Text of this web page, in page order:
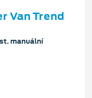
Van Trend
manuální